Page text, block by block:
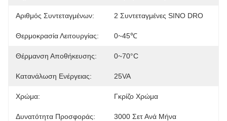
Αριθμός Συντεταγμένων: 2 Συντεταγμένες SINO DRO
Θερμοκρασία Λειτουργίας: 0~45℃
Θέρμανση Αποθήκευσης: 0~70°C
Κατανάλωση Ενέργειας: 25VA
Χρώμα: Γκρίζο Χρώμα
Δυνατότητα Προσφοράς: 3000 Σετ Ανά Μήνα